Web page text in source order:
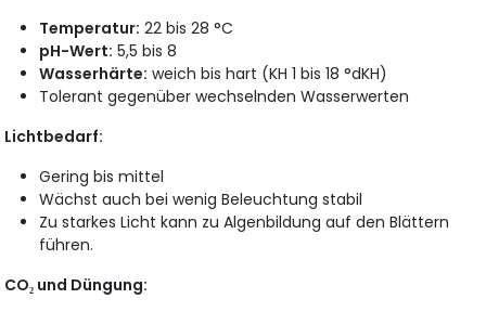
Temperatur: 22 bis 28 °C
pH-Wert: 5,5 bis 8
Wasserhärte: weich bis hart (KH 1 bis 18 °dKH)
Tolerant gegenüber wechselnden Wasserwerten
Lichtbedarf:
Gering bis mittel
Wächst auch bei wenig Beleuchtung stabil
Zu starkes Licht kann zu Algenbildung auf den Blättern
führen.
CO₂ und Düngung: